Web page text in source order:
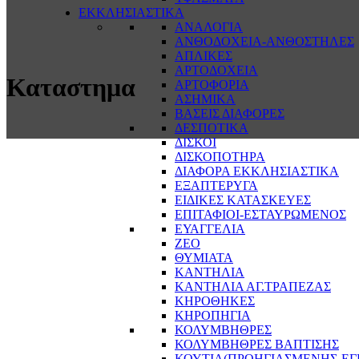
ΕΚΚΛΗΣΙΑΣΤΙΚΑ
ΑΝΑΛΟΓΙΑ
ΑΝΘΟΔΟΧΕΙΑ-ΑΝΘΟΣΤΗΛΕΣ
ΑΠΛΙΚΕΣ
ΑΡΤΟΔΟΧΕΙΑ
ΑΡΤΟΦΟΡΙΑ
ΑΣΗΜΙΚΑ
ΒΑΣΕΙΣ ΔΙΑΦΟΡΕΣ
ΔΕΣΠΟΤΙΚΑ
ΔΙΣΚΟΙ
ΔΙΣΚΟΠΟΤΗΡΑ
ΔΙΑΦΟΡΑ ΕΚΚΛΗΣΙΑΣΤΙΚΑ
ΕΞΑΠΤΕΡΥΓΑ
ΕΙΔΙΚΕΣ ΚΑΤΑΣΚΕΥΕΣ
ΕΠΙΤΑΦΙΟΙ-ΕΣΤΑΥΡΩΜΕΝΟΣ
ΕΥΑΓΓΕΛΙΑ
ΖΕΟ
ΘΥΜΙΑΤΑ
ΚΑΝΤΗΛΙΑ
ΚΑΝΤΗΛΙΑ ΑΓ.ΤΡΑΠΕΖΑΣ
ΚΗΡΟΘΗΚΕΣ
ΚΗΡΟΠΗΓΙΑ
ΚΟΛΥΜΒΗΘΡΕΣ
ΚΟΛΥΜΒΗΘΡΕΣ ΒΑΠΤΙΣΗΣ
Καταστημα